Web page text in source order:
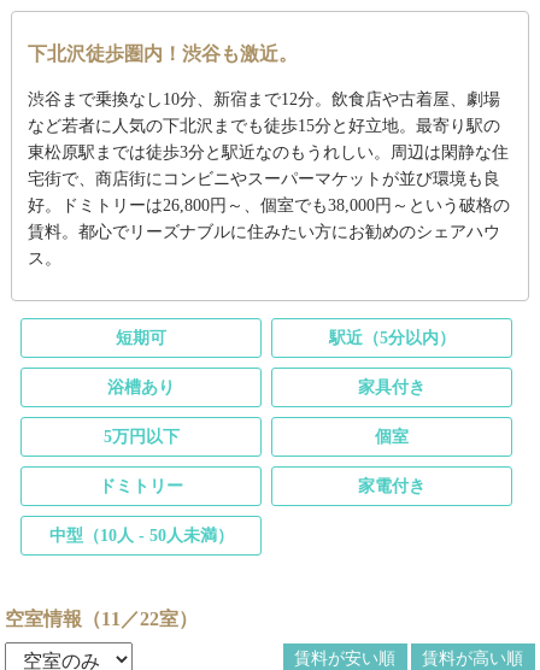
下北沢徒歩圏内！渋谷も激近。
渋谷まで乗換なし10分、新宿まで12分。飲食店や古着屋、劇場
など若者に人気の下北沢までも徒歩15分と好立地。最寄り駅の
東松原駅までは徒歩3分と駅近なのもうれしい。周辺は閑静な住
宅街で、商店街にコンビニやスーパーマケットが並び環境も良
好。ドミトリーは26,800円～、個室でも38,000円～という破格の
賃料。都心でリーズナブルに住みたい方にお勧めのシェアハウ
ス。
短期可 駅近（5分以内）
浴槽あり 家具付き
5万円以下 個室
ドミトリー 家電付き
中型（10人 - 50人未満）
空室情報（11／22室）
賃料が安い順 賃料が高い順